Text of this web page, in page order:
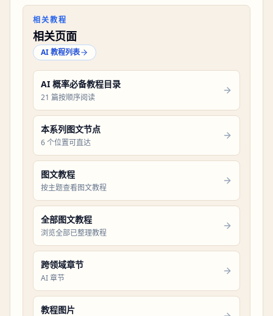
相关教程
相关页面
AI 教程列表
AI 概率必备教程目录
21 篇按顺序阅读
本系列图文节点
6 个位置可直达
图文教程
按主题查看图文教程
全部图文教程
浏览全部已整理教程
跨领域章节
AI 章节
教程图片